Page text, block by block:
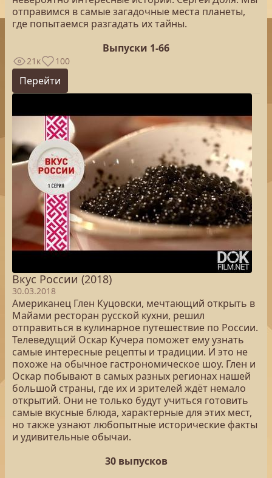
отправимся в самые загадочные места планеты,
где попытаемся разгадать их тайны.
Выпуски 1-66
21к 100
Перейти
Вкус России (2018)
30.03.2018
Американец Глен Куцовски, мечтающий открыть в
Майами ресторан русской кухни, решил
отправиться в кулинарное путешествие по России.
Телеведущий Оскар Кучера поможет ему узнать
самые интересные рецепты и традиции. И это не
похоже на обычное гастрономическое шоу. Глен и
Оскар побывают в самых разных регионах нашей
большой страны, где их и зрителей ждёт немало
открытий. Они не только будут учиться готовить
самые вкусные блюда, характерные для этих мест,
но также узнают любопытные исторические факты
и удивительные обычаи.
30 выпусков